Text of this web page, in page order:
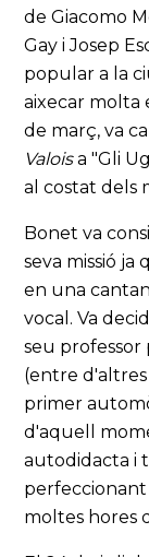
de Giacomo
Gay i Josep
popular a la
aixecar molta
de març, va
Valoisa "Gli
al costat dels
Bonet va
seva missió ja
en una
vocal. Va
seu professor
(entre d'altres
primer
d'aquell
autodidacta i
perfeccionant
moltes hores